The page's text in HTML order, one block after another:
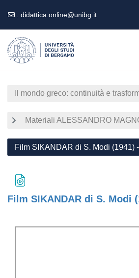
: didattica.online@unibg.it
Il mondo greco: continuità e
Materiali ALESSANDRO
Film SIKANDAR di S. Modi (1941) -
Film SIKANDAR di S. Modi